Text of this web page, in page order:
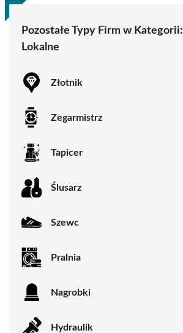
Pozostałe Typy Firm w Kategorii:
Lokalne
Złotnik
Zegarmistrz
Tapicer
Ślusarz
Szewc
Pralnia
Nagrobki
Hydraulik